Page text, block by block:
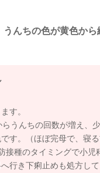
うんちの色が黄色から
す。
うんちの回数が増え、
す。（ほぼ完母で、寝
接種のタイミングで小
行き下痢止めも処方し